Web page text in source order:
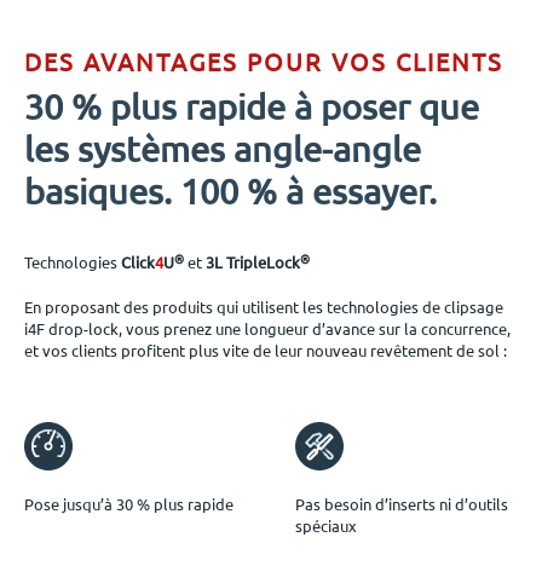
DES AVANTAGES POUR VOS CLIENTS
30 % plus rapide à poser que
les systèmes angle-angle
basiques. 100 % à essayer.
TechnologiesClick4U® et3L TripleLock®
En proposant des produits qui utilisent les technologies de clipsage
i4F drop-lock, vous prenez une longueur d’avance sur la concurrence,
et vos clients profitent plus vite de leur nouveau revêtement de sol :
Pose jusqu’à 30 % plus rapide
Pas besoin d’inserts ni d’outils
spéciaux